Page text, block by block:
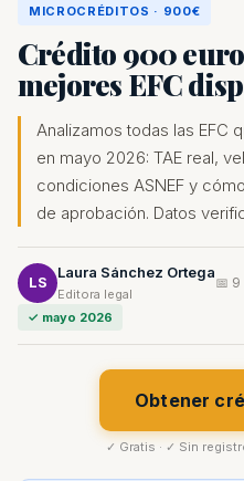
MICROCRÉDITOS · 900€
Crédito 900
mejores EFC
Analizamos todas las EFC
en mayo 2026: TAE real,
condiciones ASNEF y
de aprobación. Datos
LS
Laura Sánchez Ortega
Editora legal
📅
✓ mayo 2026
Obtener
✓ Gratis · ✓ Sin